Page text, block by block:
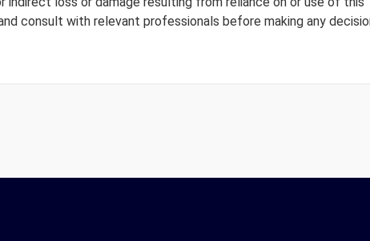
consult with relevant professionals before making any